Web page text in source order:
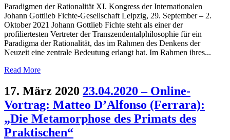
Paradigmen der Rationalität XI. Kongress der Internationalen
Johann Gottlieb Fichte-Gesellschaft Leipzig, 29. September – 2.
Oktober 2021 Johann Gottlieb Fichte steht als einer der
profiliertesten Vertreter der Transzendentalphilosophie für ein
Paradigma der Rationalität, das im Rahmen des Denkens der
Neuzeit eine zentrale Bedeutung erlangt hat. Im Rahmen ihres...
Read More
17. März 2020 23.04.2020 – Online-
Vortrag: Matteo D’Alfonso (Ferrara):
„Die Metamorphose des Primats des
Praktischen“